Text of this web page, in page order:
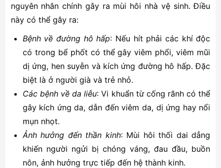
nguyên nhân chính gây ra mùi hôi nhà vệ sinh. Điều
này có thể gây ra:
Bệnh về đường hô hấp: Nếu hít phải các khí độc
có trong bể phốt có thể gây viêm phổi, viêm mũi
dị ứng, hen suyễn và kích ứng đường hô hấp. Đặc
biệt là ở người già và trẻ nhỏ.
Các bệnh về da liễu: Vi khuẩn từ cống rãnh có thể
gây kích ứng da, dẫn đến viêm da, dị ứng hay nổi
mụn nhọt.
Ảnh hưởng đến thần kinh: Mùi hôi thối dai dẳng
khiến người ngửi bị chóng váng, đau đầu, buồn
nôn, ảnh hưởng trực tiếp đến hệ thành kinh.